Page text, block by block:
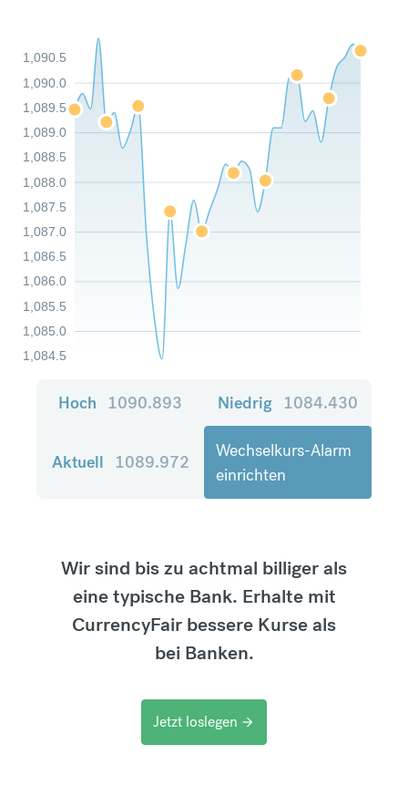
1,084.5
1,085.0
1,085.5
1,086.0
1,086.5
1,087.0
1,087.5
1,088.0
1,088.5
1,089.0
1,089.5
1,090.0
1,090.5
Hoch 1090.893 Niedrig 1084.430
Aktuell 1089.972
Wechselkurs-Alarm
einrichten
Wir sind bis zu achtmal billiger als
eine typische Bank. Erhalte mit
CurrencyFair bessere Kurse als
bei Banken.
Jetzt loslegen arrow_forward